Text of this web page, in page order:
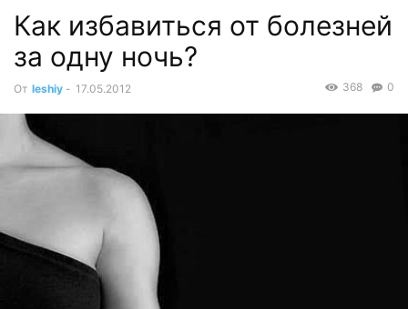
Как избавиться от болезней
за одну ночь?
От leshiy - 17.05.2012 0
368